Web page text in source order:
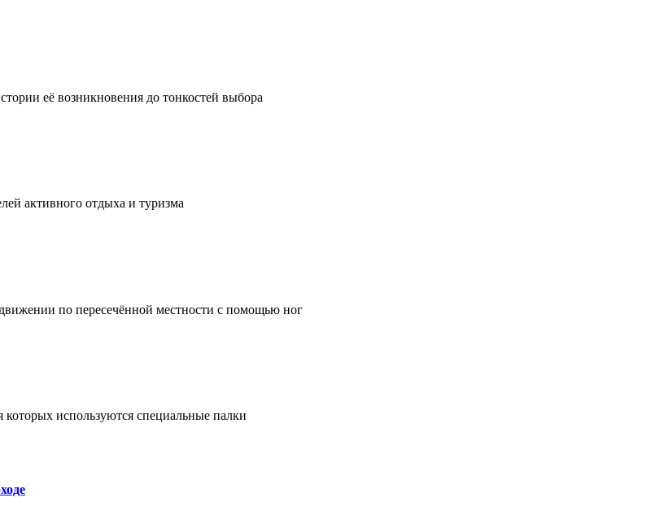
её возникновения до тонкостей выбора
активного отдыха и туризма
по пересечённой местности с помощью ног
используются специальные палки